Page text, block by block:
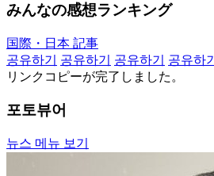
みんなの感想ランキング
国際・日本 記事
공유하기
공유하기 공유하기 공유하기
リンクコピーが完了しました。
포토뷰어
뉴스 메뉴 보기